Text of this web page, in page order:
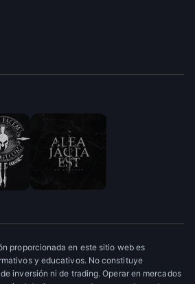
proporcionada en este sitio web es
y educativos. No constituye
inversión ni de trading. Operar en mercados